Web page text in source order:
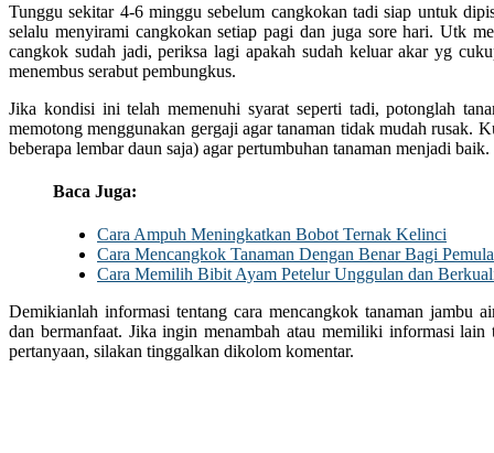
Tunggu sekitar 4-6 minggu sebelum cangkokan tadi siap untuk
selalu menyirami cangkokan setiap pagi dan juga sore hari. Utk
cangkok sudah jadi, periksa lagi apakah sudah keluar akar yg
menembus serabut pembungkus.
Jika kondisi ini telah memenuhi syarat seperti tadi, potonglah
memotong menggunakan gergaji agar tanaman tidak mudah rusak.
beberapa lembar daun saja) agar pertumbuhan tanaman menjadi baik.
Baca Juga:
Cara Ampuh Meningkatkan Bobot Ternak Kelinci
Cara Mencangkok Tanaman Dengan Benar Bagi Pemula
Cara Memilih Bibit Ayam Petelur Unggulan dan
Demikianlah informasi tentang cara mencangkok tanaman jambu
dan bermanfaat. Jika ingin menambah atau memiliki informasi lain
pertanyaan, silakan tinggalkan dikolom komentar.